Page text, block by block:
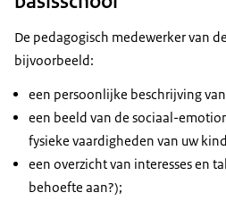
De pedagogisch medewerker van
bijvoorbeeld:
een persoonlijke beschrijving
een beeld van de sociaal-
fysieke vaardigheden van uw
een overzicht van interesses en
behoefte aan?);